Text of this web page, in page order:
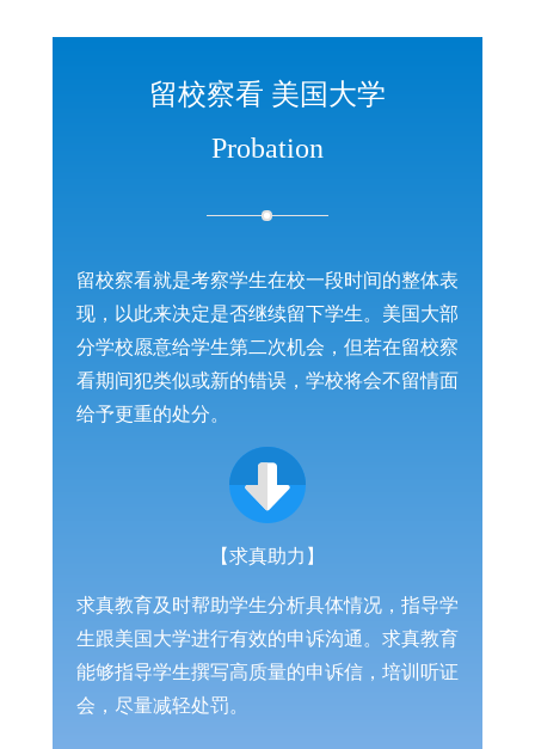
留校察看 美国大学
Probation
留校察看就是考察学生在校一段时间的整体表
现，以此来决定是否继续留下学生。美国大部
分学校愿意给学生第二次机会，但若在留校察
看期间犯类似或新的错误，学校将会不留情面
给予更重的处分。
【求真助力】
求真教育及时帮助学生分析具体情况，指导学
生跟美国大学进行有效的申诉沟通。求真教育
能够指导学生撰写高质量的申诉信，培训听证
会，尽量减轻处罚。